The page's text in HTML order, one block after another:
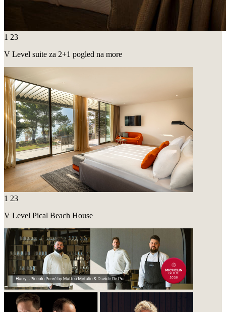
1 23
V Level suite za 2+1 pogled na more
1 23
V Level Pical Beach House